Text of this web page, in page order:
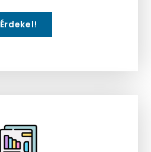
Érdekel!